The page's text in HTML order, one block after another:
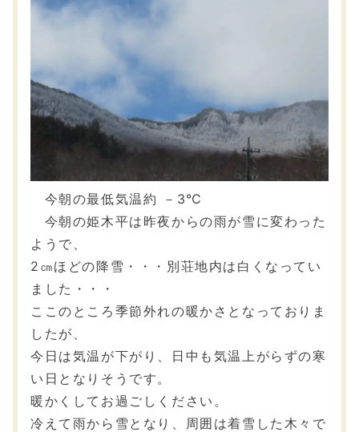
今朝の最低気温約 －3℃
今朝の姫木平は昨夜からの雨が雪に変わった
ようで、
2㎝ほどの降雪・・・別荘地内は白くなってい
ました・・・
ここのところ季節外れの暖かさとなっておりま
したが、
今日は気温が下がり、日中も気温上がらずの寒
い日となりそうです。
暖かくしてお過ごしください。
冷えて雨から雪となり、周囲は着雪した木々で